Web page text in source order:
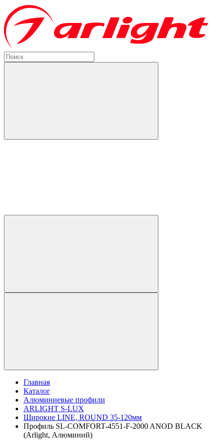
Главная
Каталог
Алюминиевые профили
ARLIGHT S-LUX
Широкие LINE, ROUND 35-120мм
Профиль SL-COMFORT-4551-F-2000 ANOD BLACK
(Arlight, Алюминий)